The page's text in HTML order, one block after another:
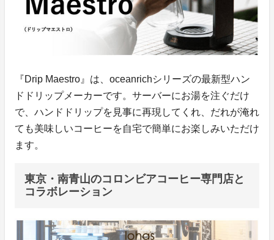
『Drip Maestro』は、oceanrichシリーズの最新型ハン
ドドリップメーカーです。サーバーにお湯を注ぐだけ
で、ハンドドリップを見事に再現してくれ、だれが淹れ
ても美味しいコーヒーを自宅で簡単にお楽しみいただけ
ます。
東京・南青山のコロンビアコーヒー専門店と
コラボレーション